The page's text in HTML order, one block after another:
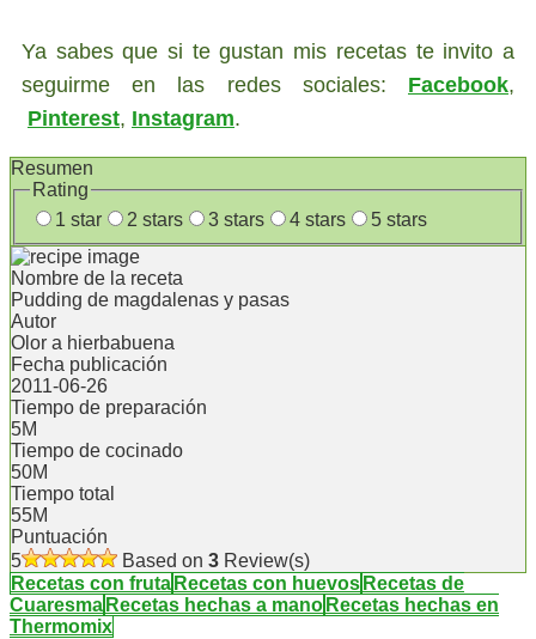
Ya sabes que si te gustan mis recetas te invito a
seguirme en las redes sociales: Facebook,
Pinterest, Instagram.
Resumen
Rating
1 star
2 stars 3 stars 4 stars 5 stars
Nombre de la receta
Pudding de magdalenas y pasas
Autor
Olor a hierbabuena
Fecha publicación
2011-06-26
Tiempo de preparación
5M
Tiempo de cocinado
50M
Tiempo total
55M
Puntuación
5
Based on 3 Review(s)
Recetas con fruta Recetas con huevos Recetas de
Cuaresma Recetas hechas a mano Recetas hechas en
Thermomix